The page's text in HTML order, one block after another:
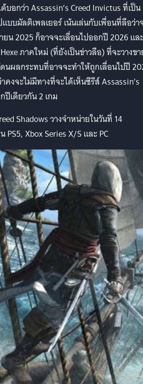
บอกว่า Assassin’s Creed Invictus ที่เป็น
บบมัลติเพลเยอร์ เน้นเล่นกับเพื่อนที่ลือว่า
น 2025 ก็อาจจะเลื่อนไปออกปี 2026 แล
ภาคใหม่ (ที่ยังเป็นข่าวลือ) ที่จะวางข
นผลกระทบที่อาจจะทำให้ถูกเลื่อนไปปี
คงจะไม่มีทางที่จะได้เห็นซีรีส์ Assassin’s
เดียวกัน 2 เกม
Shadows วางจำหน่ายในวันที่ 14
Xbox Series X/S และ PC